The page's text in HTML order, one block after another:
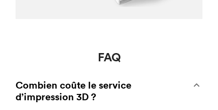
FAQ
Combien coûte le service
d’impression 3D ?